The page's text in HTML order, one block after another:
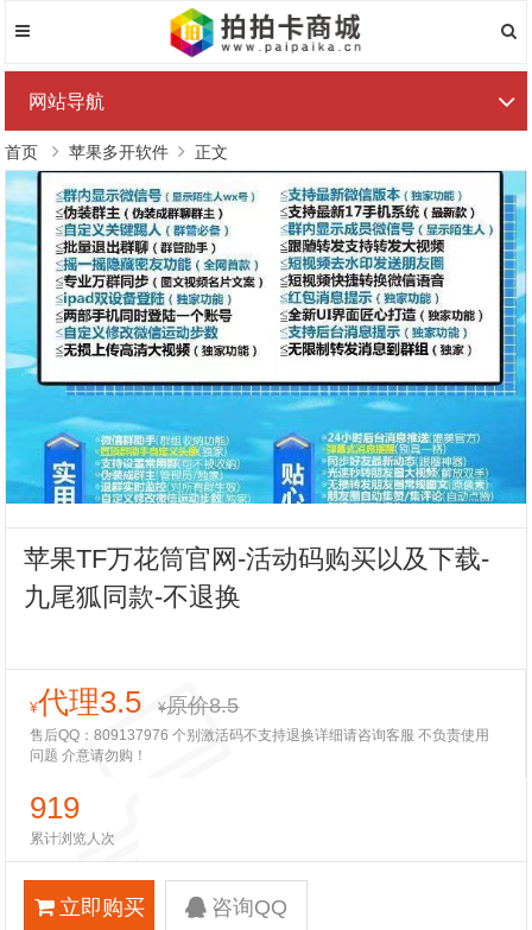
网站导航
首页 苹果多开软件 正文
苹果TF万花筒官网-活动码购买以及下载-
九尾狐同款-不退换
¥代理3.5 ¥原价8.5
售后QQ：809137976 个别激活码不支持退换详细请咨询客服 不负责使用
问题 介意请勿购！
919
累计浏览人次
立即购买 咨询QQ